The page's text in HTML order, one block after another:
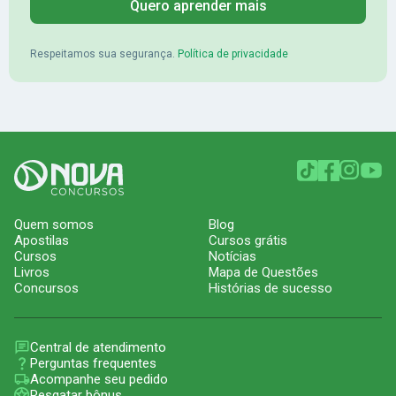
Quero aprender mais
Respeitamos sua segurança. Política de privacidade
Quem somos
Apostilas
Cursos
Livros
Concursos
Blog
Cursos grátis
Notícias
Mapa de Questões
Histórias de sucesso
Central de atendimento
Perguntas frequentes
Acompanhe seu pedido